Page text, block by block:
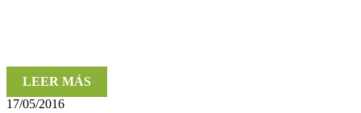
LEER MÁS
17/05/2016